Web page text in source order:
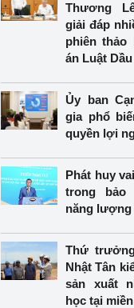
Thương
giải đáp
phiên thảo
án Luật
Ủy ban
gia phổ
quyền lợi
Phát huy
trong bảo
năng lượng
Thứ
Nhật Tân
sản xuất
học tại